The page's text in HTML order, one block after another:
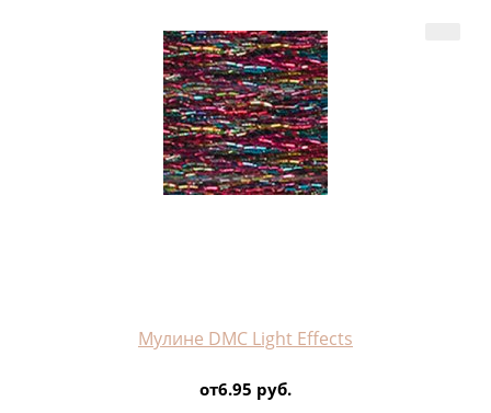
Мулине DMC Light Effects
от6.95 руб.